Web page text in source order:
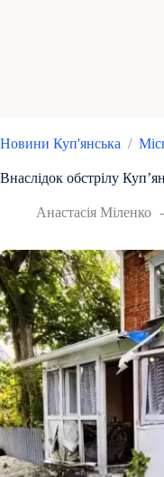
Новини Куп'янська /
Внаслідок обстрілу
Анастасія Міленко